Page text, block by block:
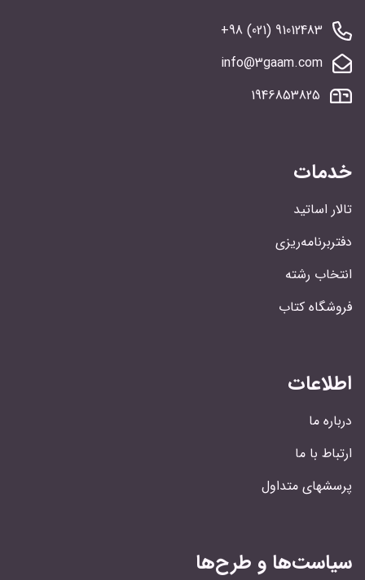
91012483 (021) 98+
info@3gaam.com
1946853825
خدمات
تالار اساتید
دفتربرنامه‌ریزی
انتخاب رشته
فروشگاه کتاب
اطلاعات
درباره ما
ارتباط با ما
پرسشهای متداول
سیاست‌ها و طرح‌ها